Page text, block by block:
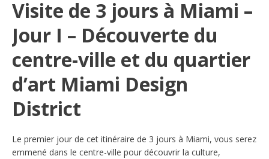
​Visite de 3 jours à Miami –
Jour I – Découverte du
centre-ville et du quartier
d’art Miami Design
District
Le premier jour de cet itinéraire de 3 jours à Miami, vous serez
emmené dans le centre-ville pour découvrir la culture,